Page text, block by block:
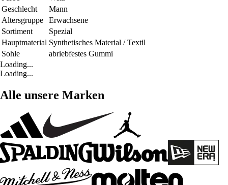
Geschlecht
Mann
Altersgruppe
Erwachsene
Sortiment
Spezial
Hauptmaterial Synthetisches Material / Textil
Sohle
abriebfestes Gummi
Loading...
Loading...
Alle unsere Marken